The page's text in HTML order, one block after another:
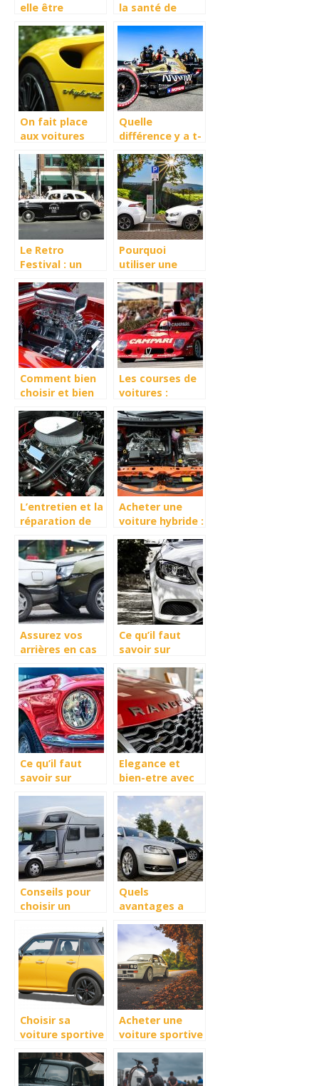
elle être
comme un
sport ?
la santé de
On fait place
aux voitures
Quelle
différence y a t-
Formule 1 et
l’Indy Car ?
Le Retro
Festival : un
pas manquer
Pourquoi
utiliser une
hybride ?
Comment bien
choisir et bien
voiture ?
Les courses de
voitures :
risques
L’entretien et la
réparation de
comment faire?
Acheter une
voiture hybride :
Assurez vos
arrières en cas
voiture
Ce qu’il faut
savoir sur
auto pour
voitures
hybrides
Ce qu’il faut
savoir sur
auto pour
voiture
electrique
Elegance et
bien-etre avec
Range Rover
Velar Auric
Edition
Conseils pour
choisir un
Quels
avantages a
logiciel dedie
professionnels
de l’automobile
?
Choisir sa
voiture sportive
critères se
baser ?
Acheter une
voiture sportive
savoir ?